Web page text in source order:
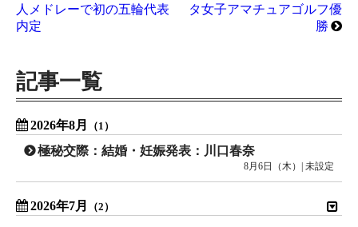
人メドレーで初の五輪代表
内定
タ女子アマチュアゴルフ優
勝
記事一覧
2026年8月 （1）
極秘交際：結婚・妊娠発表：川口春奈
8月6日（木）| 未設定
2026年7月 （2）